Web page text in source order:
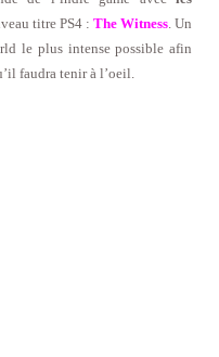
titre PS4 : The Witness. Un
le plus intense possible afin
faudra tenir à l’oeil.